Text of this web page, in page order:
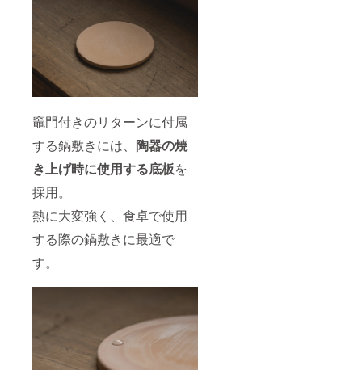
竈門付きのリターンに付属
する鍋敷きには、 陶器の焼
き上げ時に使用する底板を
採用。
熱に大変強く、食卓で使用
する際の鍋敷きに最適で
す。